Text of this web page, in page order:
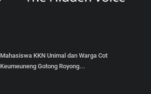
Mahasiswa KKN Unimal dan Warga Cot
Keumeuneng Gotong Royong...